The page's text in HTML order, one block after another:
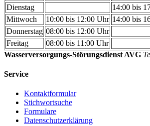
Dienstag
14:00 bis
Mittwoch
10:00 bis 12:00 Uhr 14:00 bis
Donnerstag 08:00 bis 12:00 Uhr
Freitag
08:00 bis 11:00 Uhr
Wasserversorgungs-Störungsdienst AVG
Service
Kontaktformular
Stichwortsuche
Formulare
Datenschutzerklärung